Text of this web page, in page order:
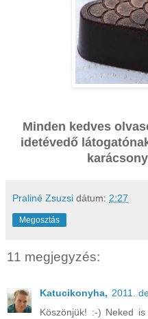
Minden kedves
idetévedő
Praliné Zsuzsi dátum: 2:27
Megosztás
11 megjegyzés:
Katucikonyha, 2011.
Köszönjük! :-) Neked